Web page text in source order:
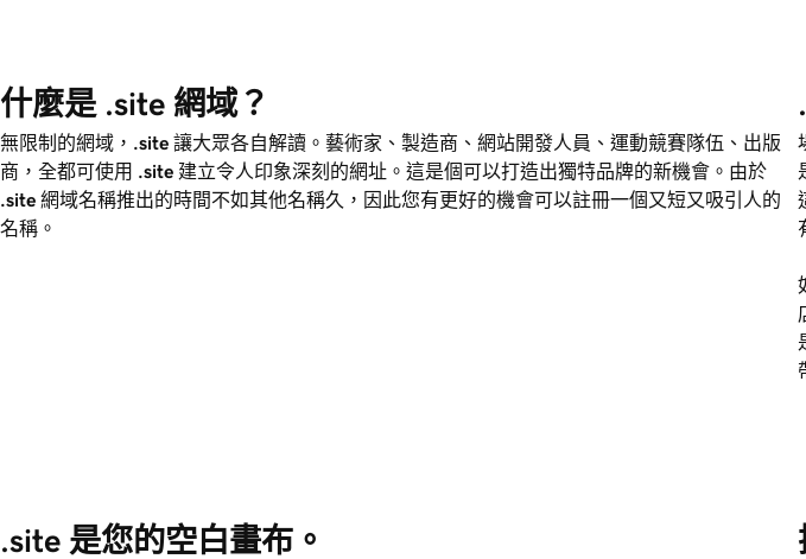
什麼是 .site 網域？
無限制的網域， .site 讓大眾各自解讀。藝術家、製造商、網站開發人員、運動競賽隊伍、出版
商，全都可使用 .site 建立令人印象深刻的網址。這是個可以打造出獨特品牌的新機會。由於
.site 網域名稱推出的時間不如其他名稱久，因此您有更好的機會可以註冊一個又短又吸引人的
名稱。
.site 是您的空白畫布。